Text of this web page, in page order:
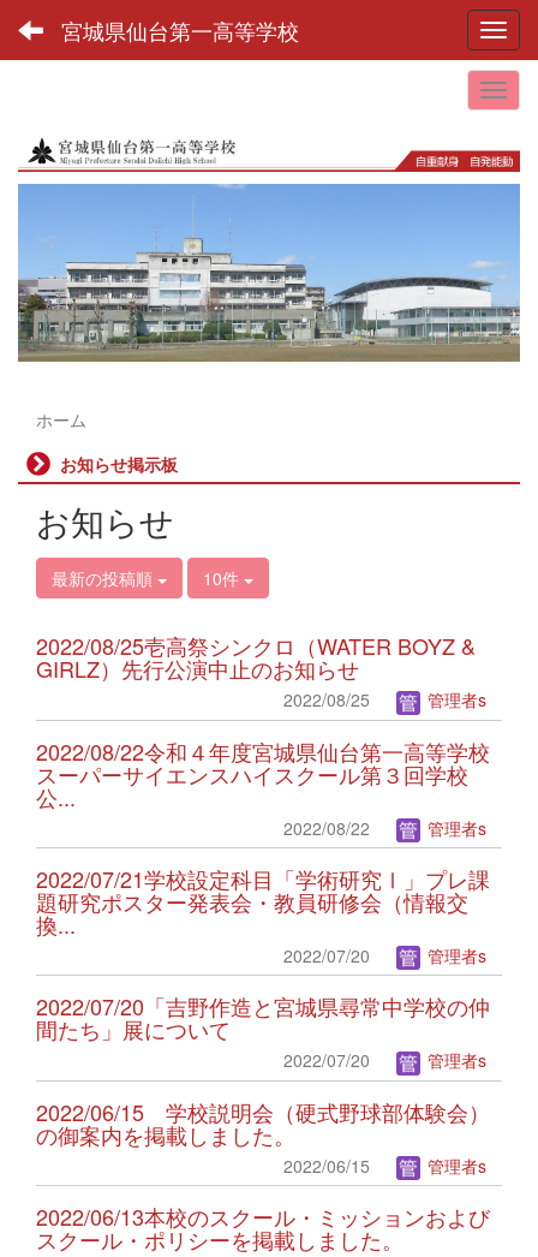
宮城県仙台第一高等学校
ホーム
お知らせ掲示板
お知らせ
最新の投稿順 10件
2022/08/25壱高祭シンクロ（WATER BOYZ &
GIRLZ）先行公演中止のお知らせ
2022/08/25 管理者s
2022/08/22令和４年度宮城県仙台第一高等学校
スーパーサイエンスハイスクール第３回学校
公...
2022/08/22 管理者s
2022/07/21学校設定科目「学術研究Ⅰ」プレ課
題研究ポスター発表会・教員研修会（情報交
換...
2022/07/20 管理者s
2022/07/20「吉野作造と宮城県尋常中学校の仲
間たち」展について
2022/07/20 管理者s
2022/06/15 学校説明会（硬式野球部体験会）
の御案内を掲載しました。
2022/06/15 管理者s
2022/06/13本校のスクール・ミッションおよび
スクール・ポリシーを掲載しました。